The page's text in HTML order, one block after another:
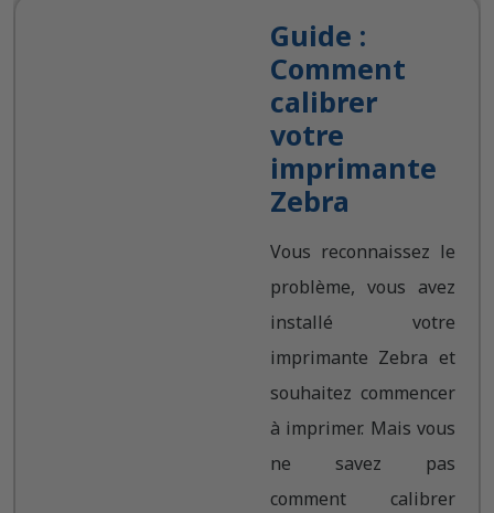
Guide :
Comment
calibrer
votre
imprimante
Zebra
Vous reconnaissez le
problème, vous avez
installé votre
imprimante Zebra et
souhaitez commencer
à imprimer. Mais vous
ne savez pas
comment calibrer